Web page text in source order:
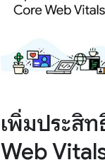
เพิ่มประสิ
Web